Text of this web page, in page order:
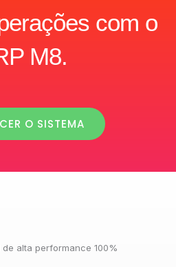
com o
M8.
O SISTEMA
de alta performance 100%